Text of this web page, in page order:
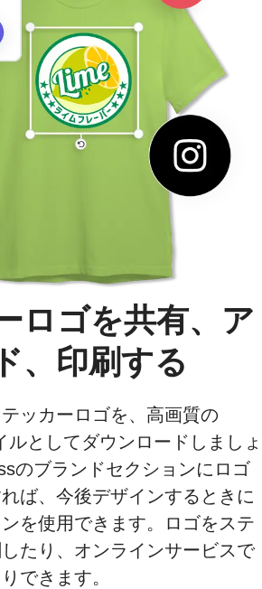
ロゴを共有、ア
、印刷する
ッカーロゴを、高画質の
ルとしてダウンロードしましょ
のブランドセクションにロゴ
ば、今後デザインするときに
を使用できます。ロゴをステ
たり、オンラインサービスで
できます。